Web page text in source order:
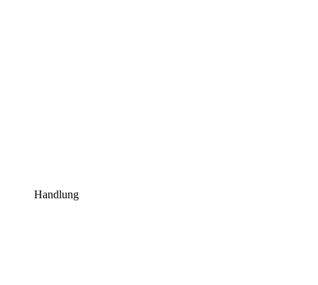
Handlung